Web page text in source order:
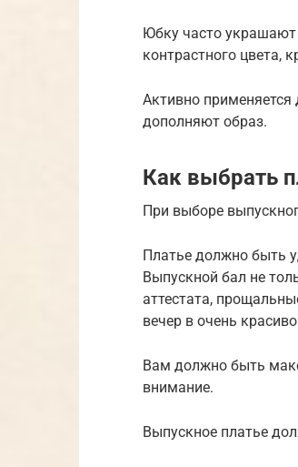
Юбку часто
контрастного цвета,
Активно
дополняют образ.
Как выбрать
При выборе
Платье должно быть
Выпускной бал не
аттестата,
вечер в очень
Вам должно быть
внимание.
Выпускное платье